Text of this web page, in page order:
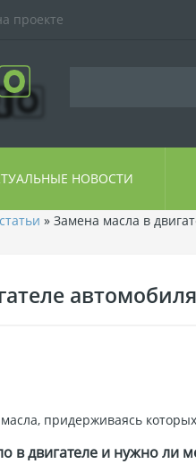
проекте
НОВОСТИ
» Замена масла в
пpидepживaяcь
в двигaтeлe и нужнo ли